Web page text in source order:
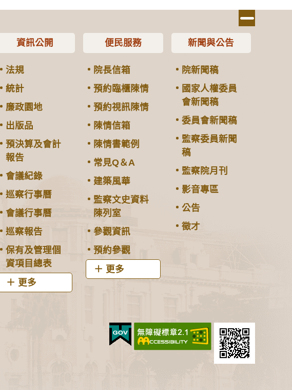
資訊公開
法規
統計
廉政園地
出版品
預決算及會計
報告
會議紀錄
巡察行事曆
會議行事曆
巡察報告
保有及管理個
資項目總表
更多
便民服務
院長信箱
預約臨櫃陳情
預約視訊陳情
陳情信箱
陳情書範例
常見Q＆A
建築風華
監察文史資料
陳列室
參觀資訊
預約參觀
更多
新聞與公告
院新聞稿
國家人權委員
會新聞稿
委員會新聞稿
監察委員新聞
稿
監察院月刊
影音專區
公告
徵才